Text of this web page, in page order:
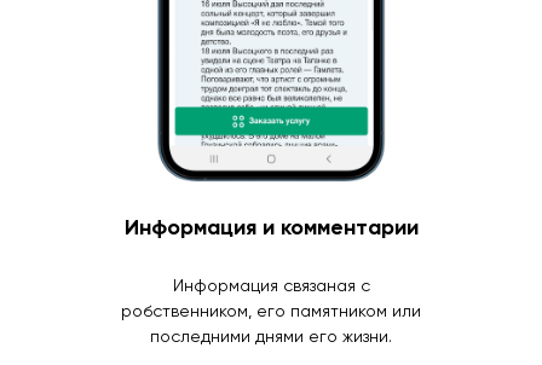
Информация и комментарии
Информация связаная с
робственником, его памятником или
последними днями его жизни.